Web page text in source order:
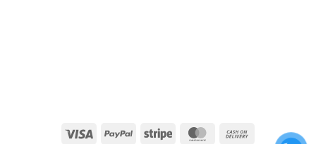
Visa PayPal Stripe MasterCard